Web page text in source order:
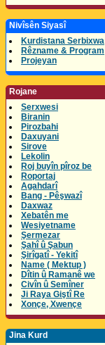
Nivîsên Siyasî
Kurdistana Serbixwa
Rêzname & Program
Projeyan
Rojane
Serxwesi
Biranin
Pirozbahi
Daxuyani
Sirove
Lekolin
Roj buyîn pîroz be
Roportaj
Agahdarî
Bang - Pêşwazî
Daxwaz
Xebatên me
Wesiyetname
Şermezar
Şahî û Şabun
Şirîgatî - Yekitî
Name ( Mektup )
Dîtin û Ramanê we
Civîn û Semîner
Ji Raya Giştî Re
Xonçe, Xwençe
Jina Kurd